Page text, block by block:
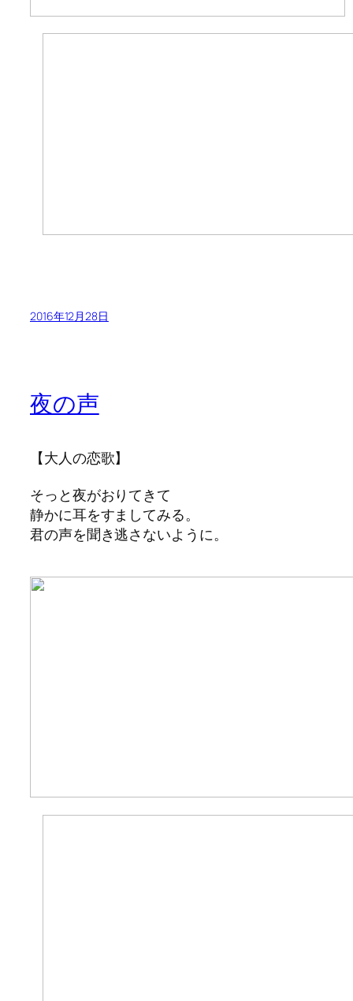
2016年12月28日
夜の声
【大人の恋歌】
そっと夜がおりてきて
静かに耳をすましてみる。
君の声を聞き逃さないように。